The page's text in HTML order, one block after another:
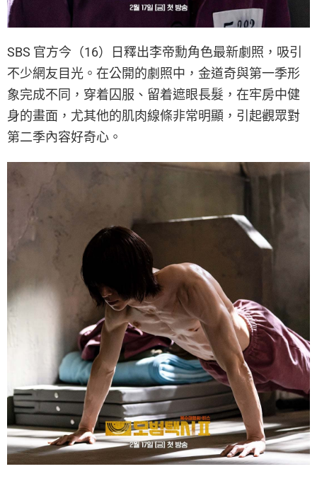
SBS 官方今（16）日釋出李帝勳角色最新劇照，吸引
不少網友目光。在公開的劇照中，金道奇與第一季形
象完成不同，穿着囚服、留着遮眼長髮，在牢房中健
身的畫面，尤其他的肌肉線條非常明顯，引起觀眾對
第二季內容好奇心。